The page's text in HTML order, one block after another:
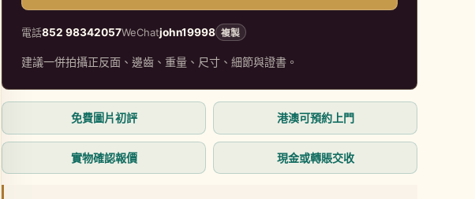
電話852 98342057WeChatjohn19998 複製
建議一併拍攝正反面、邊齒、重量、尺寸、細節與證書。
免費圖片初評 港澳可預約上門
實物確認報價 現金或轉賬交收